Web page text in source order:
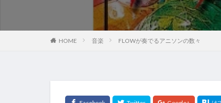
HOME 音楽 FLOWが奏でるアニソンの数々